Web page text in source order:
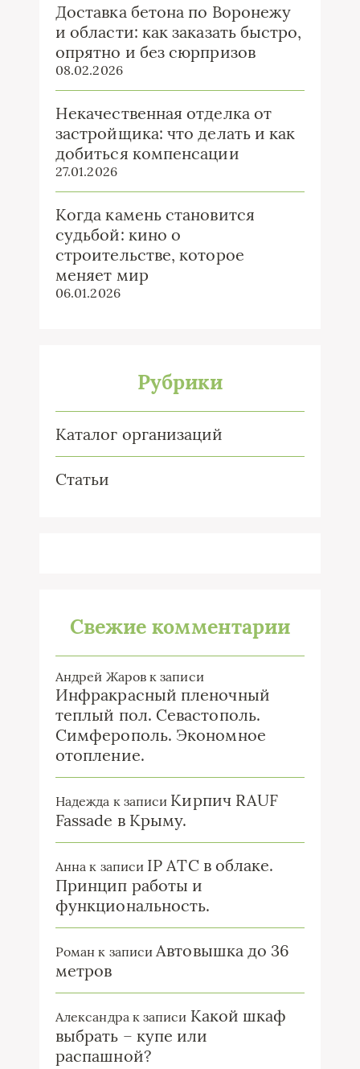
Доставка бетона по Воронежу
и области: как заказать быстро,
опрятно и без сюрпризов
08.02.2026
Некачественная отделка от
застройщика: что делать и как
добиться компенсации
27.01.2026
Когда камень становится
судьбой: кино о
строительстве, которое
меняет мир
06.01.2026
Рубрики
Каталог организаций
Статьи
Свежие комментарии
Андрей Жаровк записи
Инфракрасный пленочный
теплый пол. Севастополь.
Симферополь. Экономное
отопление.
Надежда к записи Кирпич RAUF
Fassade в Крыму.
Анна к записи IP ATC в облаке.
Принцип работы и
функциональность.
Роман к записи Автовышка до 36
метров
Александра к записи Какой шкаф
выбрать – купе или
распашной?